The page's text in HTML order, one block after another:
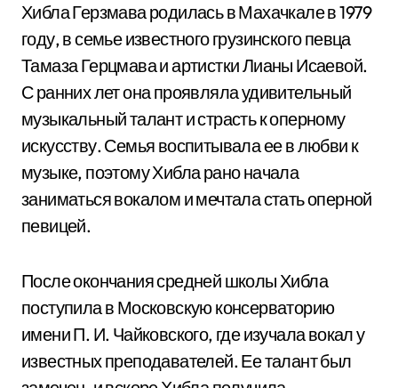
Хибла Герзмава родилась в Махачкале в 1979
году, в семье известного грузинского певца
Тамаза Герцмава и артистки Лианы Исаевой.
С ранних лет она проявляла удивительный
музыкальный талант и страсть к оперному
искусству. Семья воспитывала ее в любви к
музыке, поэтому Хибла рано начала
заниматься вокалом и мечтала стать оперной
певицей.
После окончания средней школы Хибла
поступила в Московскую консерваторию
имени П. И. Чайковского, где изучала вокал у
известных преподавателей. Ее талант был